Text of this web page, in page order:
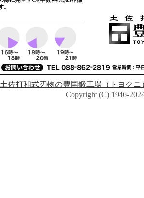
土佐打和式刃物の豊国鍛工場（トヨクニ
Copyright (C) 1946-